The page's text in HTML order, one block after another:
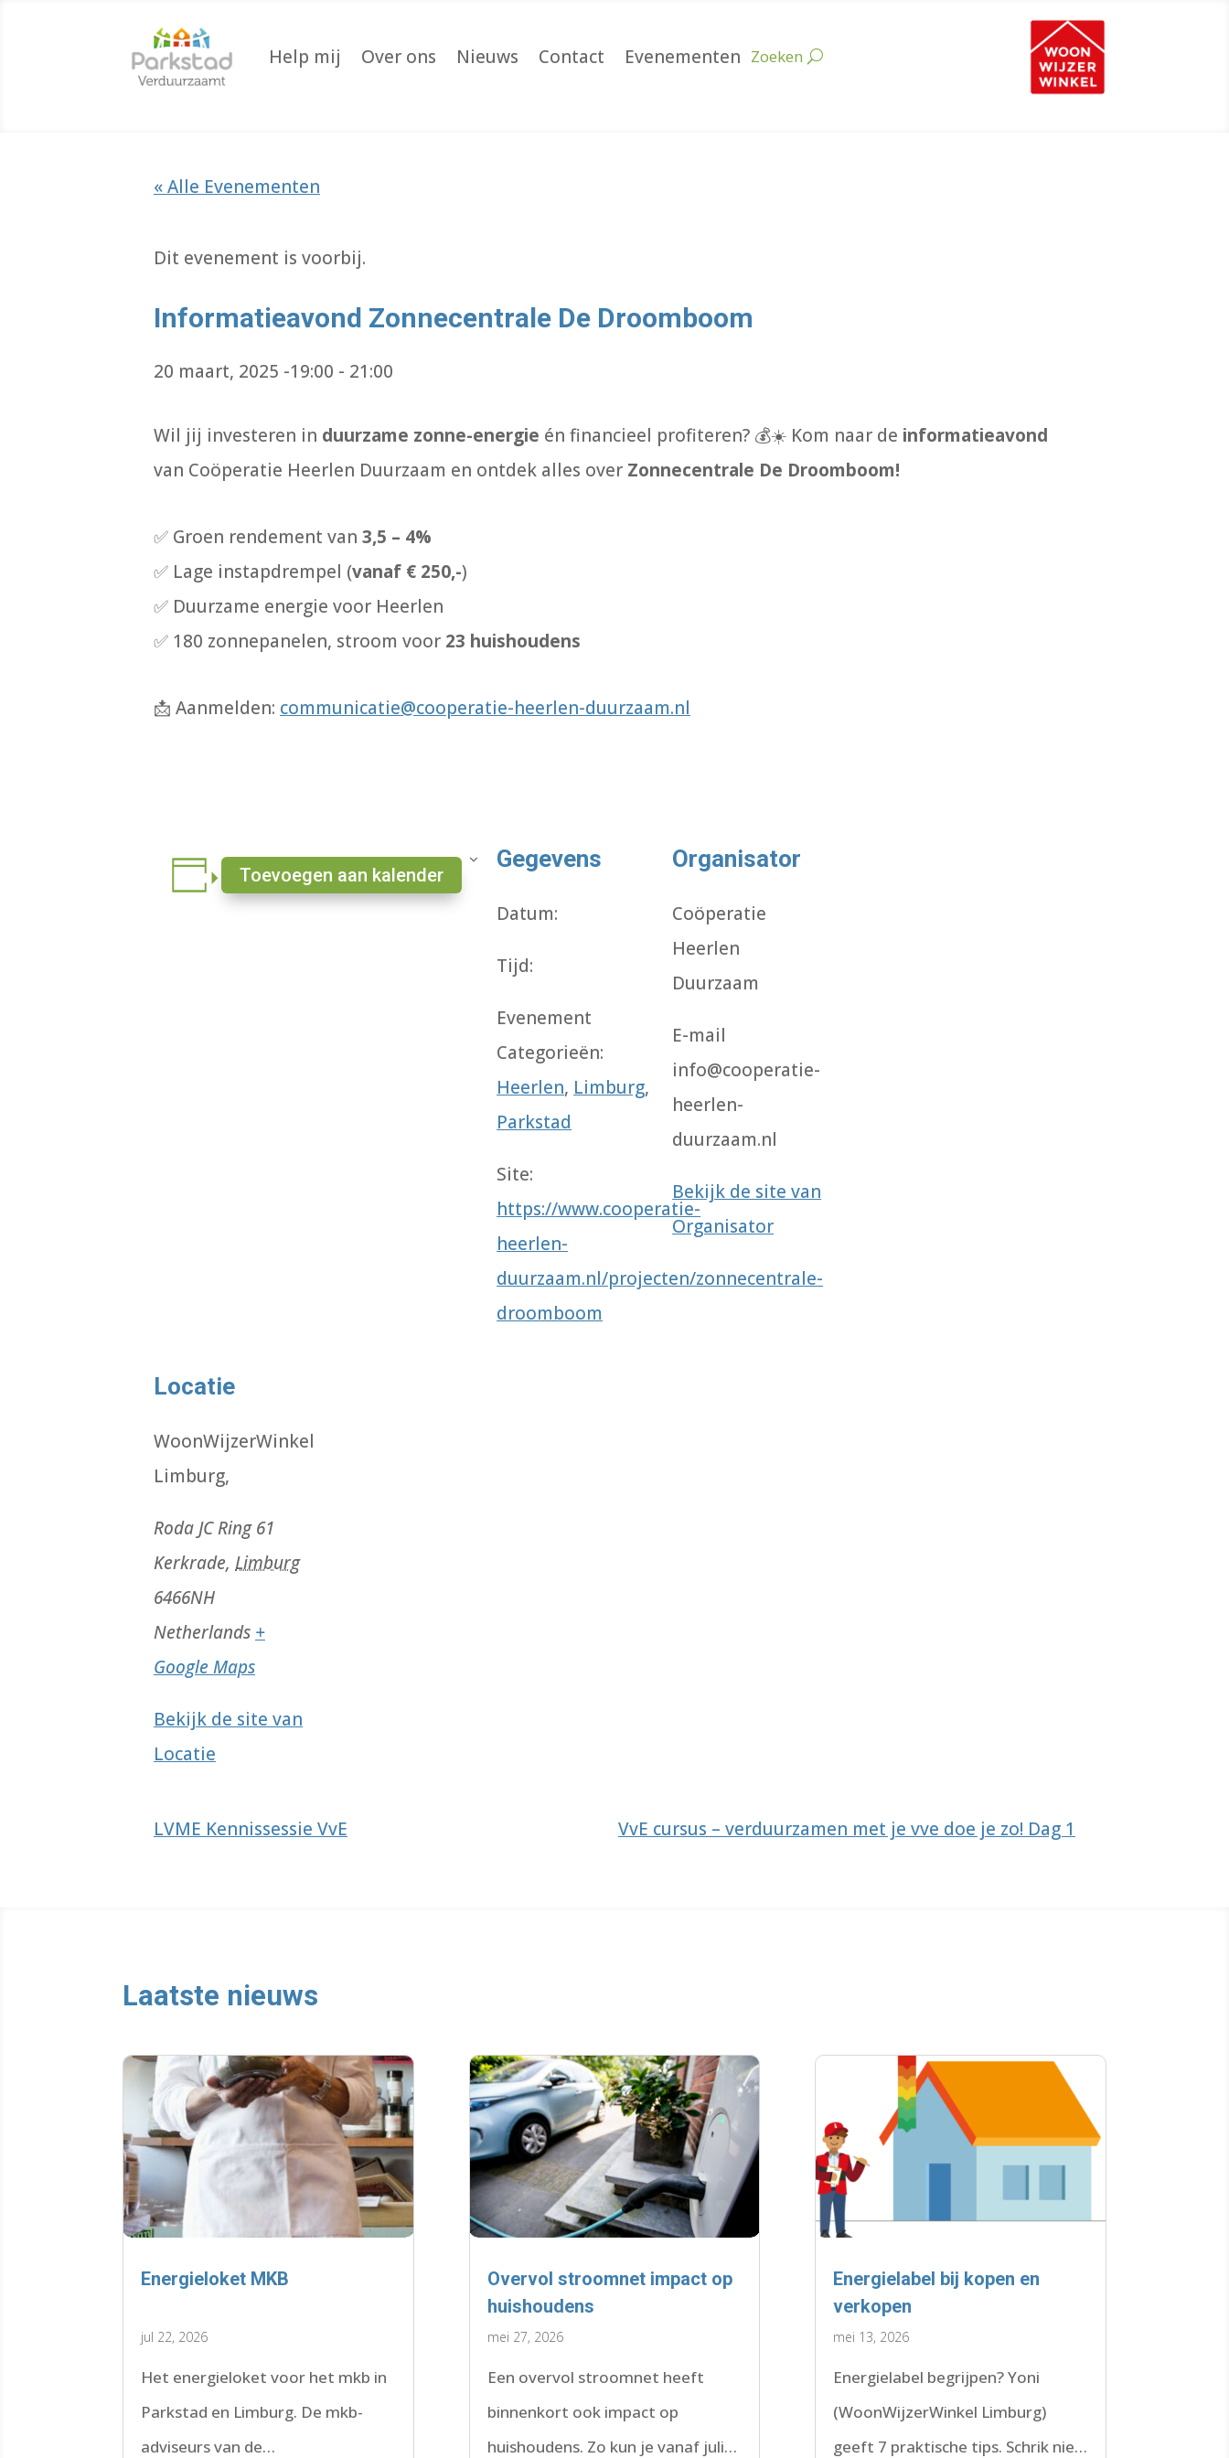
Help mij Over ons Nieuws Contact Evenementen
« Alle Evenementen
Dit evenement is voorbij.
Informatieavond Zonnecentrale De Droomboom
20 maart, 2025 -19:00 - 21:00
Wil jij investeren in duurzame zonne-energie én financieel profiteren? 💰☀️ Kom naar de informatieavond
van Coöperatie Heerlen Duurzaam en ontdek alles over Zonnecentrale De Droomboom!
✅ Groen rendement van 3,5 – 4%
✅ Lage instapdrempel (vanaf € 250,-)
✅ Duurzame energie voor Heerlen
✅ 180 zonnepanelen, stroom voor 23 huishoudens
📩 Aanmelden: communicatie@cooperatie-heerlen-duurzaam.nl
Toevoegen aan kalender
Gegevens
Datum:
Tijd:
Evenement
Categorieën:
Heerlen, Limburg,
Parkstad
Site:
https://www.cooperatie-
heerlen-
duurzaam.nl/projecten/zonnecentrale-
droomboom
Organisator
Coöperatie
Heerlen
Duurzaam
E-mail
info@cooperatie-
heerlen-
duurzaam.nl
Bekijk de site van
Organisator
Locatie
WoonWijzerWinkel
Limburg,
Roda JC Ring 61
Kerkrade, Limburg
6466NH
Netherlands +
Google Maps
Bekijk de site van
Locatie
LVME Kennissessie VvE VvE cursus – verduurzamen met je vve doe je zo! Dag 1
Laatste nieuws
Energieloket MKB
jul 22, 2026
Het energieloket voor het mkb in
Parkstad en Limburg. De mkb-
adviseurs van de
Overvol stroomnet impact op
huishoudens
mei 27, 2026
Een overvol stroomnet heeft
binnenkort ook impact op
huishoudens. Zo kun je vanaf juli
Energielabel bij kopen en
verkopen
mei 13, 2026
Energielabel begrijpen? Yoni
(WoonWijzerWinkel Limburg)
geeft 7 praktische tips. Schrik niet